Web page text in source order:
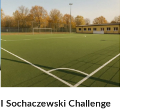
I Sochaczewski Challenge